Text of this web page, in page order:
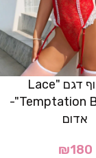
בגד גוף דגם "Lace
Temptation Bodysuit"-
אדום
₪180